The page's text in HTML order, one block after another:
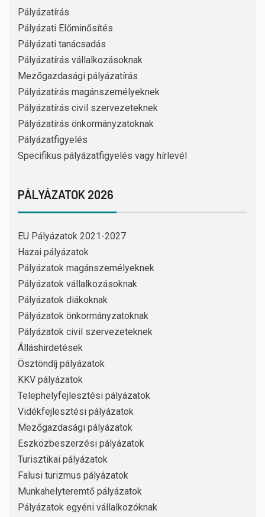
Pályázatírás
Pályázati Előminősítés
Pályázati tanácsadás
Pályázatírás vállalkozásoknak
Mezőgazdasági pályázatírás
Pályázatírás magánszemélyeknek
Pályázatírás civil szervezeteknek
Pályázatírás önkormányzatoknak
Pályázatfigyelés
Specifikus pályázatfigyelés vagy hírlevél
PÁLYÁZATOK 2026
EU Pályázatok 2021-2027
Hazai pályázatok
Pályázatok magánszemélyeknek
Pályázatok vállalkozásoknak
Pályázatok diákoknak
Pályázatok önkormányzatoknak
Pályázatok civil szervezeteknek
Álláshirdetések
Ösztöndíj pályázatok
KKV pályázatok
Telephelyfejlesztési pályázatok
Vidékfejlesztési pályázatok
Mezőgazdasági pályázatok
Eszközbeszerzési pályázatok
Turisztikai pályázatok
Falusi turizmus pályázatok
Munkahelyteremtő pályázatok
Pályázatok egyéni vállalkozóknak